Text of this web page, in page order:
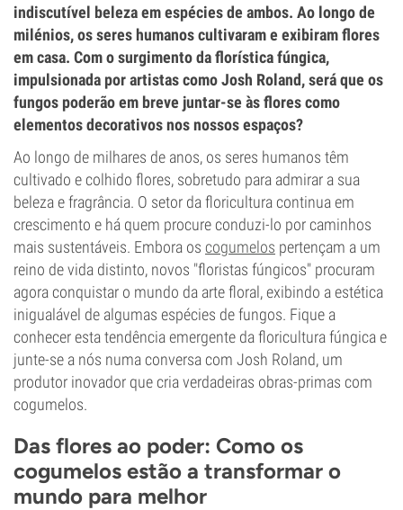
indiscutível beleza em espécies de ambos. Ao longo de
milénios, os seres humanos cultivaram e exibiram flores
em casa. Com o surgimento da florística fúngica,
impulsionada por artistas como Josh Roland, será que os
fungos poderão em breve juntar-se às flores como
elementos decorativos nos nossos espaços?
Ao longo de milhares de anos, os seres humanos têm
cultivado e colhido flores, sobretudo para admirar a sua
beleza e fragrância. O setor da floricultura continua em
crescimento e há quem procure conduzi-lo por caminhos
mais sustentáveis. Embora os cogumelos pertençam a um
reino de vida distinto, novos "floristas fúngicos" procuram
agora conquistar o mundo da arte floral, exibindo a estética
inigualável de algumas espécies de fungos. Fique a
conhecer esta tendência emergente da floricultura fúngica e
junte-se a nós numa conversa com Josh Roland, um
produtor inovador que cria verdadeiras obras-primas com
cogumelos.
Das flores ao poder: Como os
cogumelos estão a transformar o
mundo para melhor